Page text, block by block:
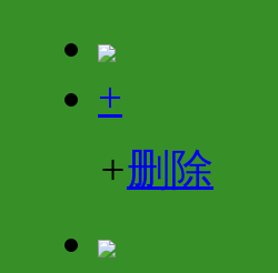
+
+删除